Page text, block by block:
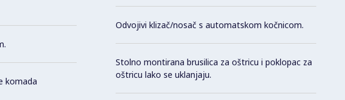
komada
Odvojivi klizač/nosač s automatskom kočnicom.
Stolno montirana brusilica za oštricu i poklopac za
oštricu lako se uklanjaju.